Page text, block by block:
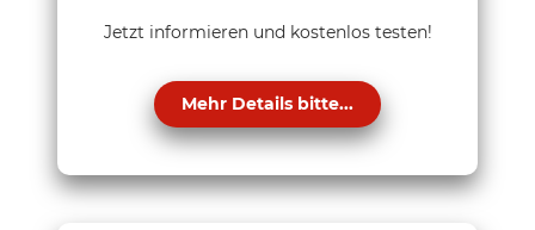
Jetzt informieren und kostenlos testen!
Mehr Details bitte...